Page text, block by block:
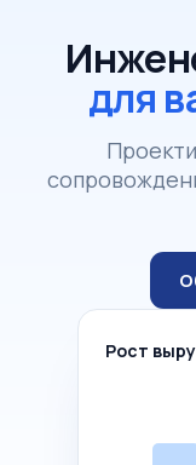
для
Рост